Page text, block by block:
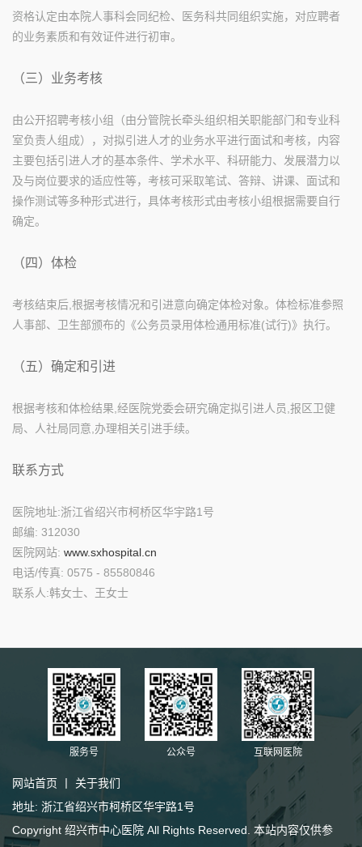
资格认定由本院人事科会同纪检、医务科共同组织实施，对应聘者
的业务素质和有效证件进行初审。
（三）业务考核
由公开招聘考核小组（由分管院长牵头组织相关职能部门和专业科
室负责人组成），对拟引进人才的业务水平进行面试和考核，内容
主要包括引进人才的基本条件、学术水平、科研能力、发展潜力以
及与岗位要求的适应性等，考核可采取笔试、答辩、讲课、面试和
操作测试等多种形式进行，具体考核形式由考核小组根据需要自行
确定。
（四）体检
考核结束后,根据考核情况和引进意向确定体检对象。体检标准参照
人事部、卫生部颁布的《公务员录用体检通用标准(试行)》执行。
（五）确定和引进
根据考核和体检结果,经医院党委会研究确定拟引进人员,报区卫健
局、人社局同意,办理相关引进手续。
联系方式
医院地址:浙江省绍兴市柯桥区华宇路1号
邮编: 312030
医院网站: www.sxhospital.cn
电话/传真: 0575 - 85580846
联系人:韩女士、王女士
服务号 公众号 互联网医院
网站首页
关于我们
地址: 浙江省绍兴市柯桥区华宇路1号
Copyright 绍兴市中心医院 All Rights Reserved. 本站内容仅供参